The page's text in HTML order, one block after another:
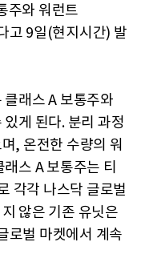
주와 워런트
고 9일(현지시간) 발
래스 A 보통주와
게 된다. 분리 과정
, 온전한 수량의 워
스 A 보통주는 티
각각 나스닥 글로벌
않은 기존 유닛은
로벌 마켓에서 계속